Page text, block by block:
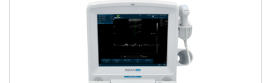
Технические характеристики
Mega Medical Net-3000
оснащен всеми
необходимыми функциями для проведения полноценного
обследования и лечения: